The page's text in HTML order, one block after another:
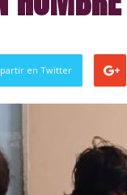
en Twitter